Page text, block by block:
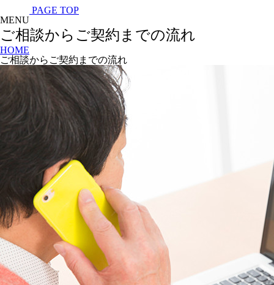
PAGE TOP
MENU
ご相談からご契約までの流れ
HOME
ご相談からご契約までの流れ